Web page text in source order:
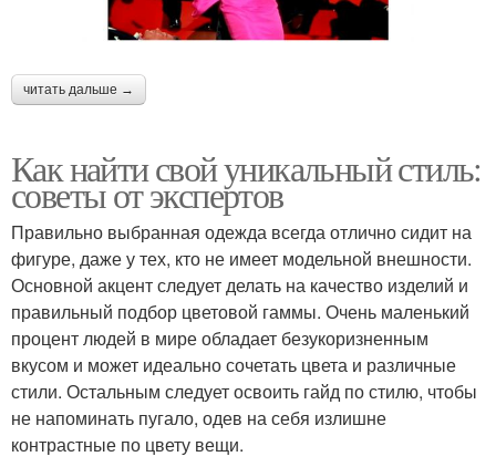
читать дальше →
Как найти свой уникальный стиль:
советы от экспертов
Правильно выбранная одежда всегда отлично сидит на
фигуре, даже у тех, кто не имеет модельной внешности.
Основной акцент следует делать на качество изделий и
правильный подбор цветовой гаммы. Очень маленький
процент людей в мире обладает безукоризненным
вкусом и может идеально сочетать цвета и различные
стили. Остальным следует освоить гайд по стилю, чтобы
не напоминать пугало, одев на себя излишне
контрастные по цвету вещи.